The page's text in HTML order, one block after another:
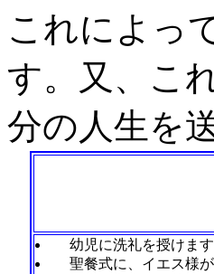
これによっ
す。又、こ
分の人生を
幼児に洗礼を授けます
聖餐式に、イエス様